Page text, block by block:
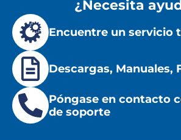
¿Necesita
Encuentre un servicio
Descargas, Manuales,
Póngase en contacto
de soporte